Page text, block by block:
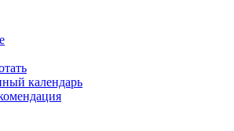
календарь